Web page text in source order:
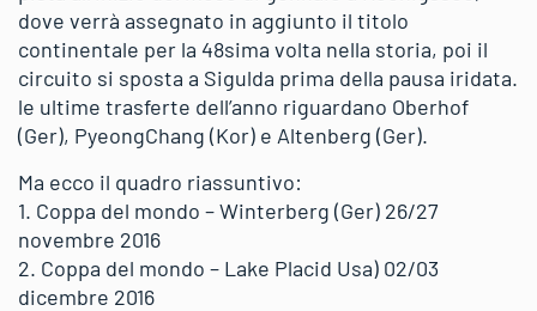
dove verrà assegnato in aggiunto il titolo
continentale per la 48sima volta nella storia, poi il
circuito si sposta a Sigulda prima della pausa iridata.
le ultime trasferte dell’anno riguardano Oberhof
(Ger), PyeongChang (Kor) e Altenberg (Ger).
Ma ecco il quadro riassuntivo:
1. Coppa del mondo – Winterberg (Ger) 26/27
novembre 2016
2. Coppa del mondo – Lake Placid Usa) 02/03
dicembre 2016